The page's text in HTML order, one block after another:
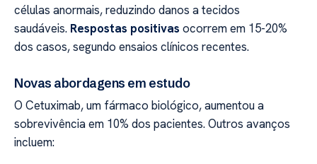
células anormais, reduzindo danos a tecidos
saudáveis. Respostas positivas ocorrem em 15-20%
dos casos, segundo ensaios clínicos recentes.
Novas abordagens em estudo
O Cetuximab, um fármaco biológico, aumentou a
sobrevivência em 10% dos pacientes. Outros avanços
incluem: